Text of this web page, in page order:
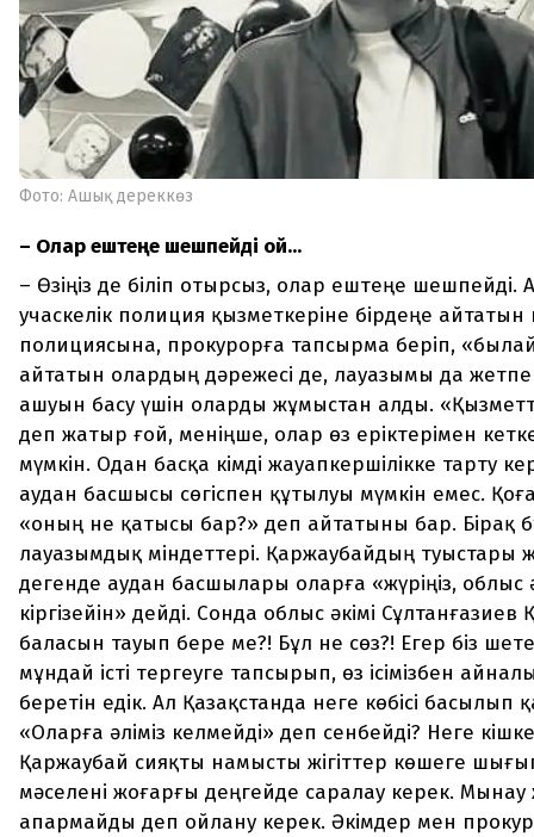
Фото: Ашық дереккөз
– Олар ештеңе шешпейді ғой...
– Өзіңіз де біліп отырсыз, олар ештеңе шешпейді.
учаскелік полиция қызметкеріне бірдеңе
полициясына, прокурорға тапсырма беріп,
айтатын олардың дәрежесі де, лауазымы да
ашуын басу үшін оларды жұмыстан алды.
деп жатыр ғой, меніңше, олар өз еріктерімен
мүмкін. Одан басқа кімді жауапкершілікке тарту
аудан басшысы сөгіспен құтылуы мүмкін емес.
«оның не қатысы бар?» деп айтатыны бар. Бірақ
лауазымдық міндеттері. Қаржаубайдың
дегенде аудан басшылары оларға «жүріңіз, облыс
кіргізейін» дейді. Сонда облыс әкімі
баласын тауып бере ме?! Бұл не сөз?! Егер біз
мұндай істі тергеуге тапсырып, өз ісімізбен
беретін едік. Ал Қазақстанда неге көбісі басылып
«Оларға әліміз келмейді» деп сенбейді? Неге
Қаржаубай сияқты намысты жігіттер көшеге
мәселені жоғарғы деңгейде саралау керек.
апармайды деп ойлану керек. Әкімдер мен